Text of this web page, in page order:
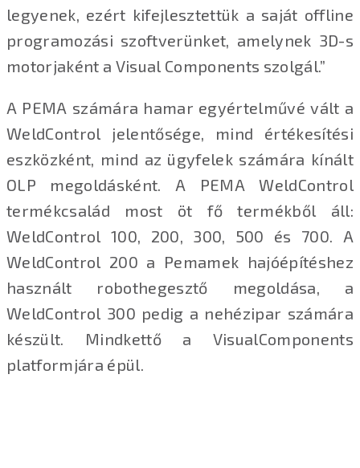
legyenek, ezért kifejlesztettük a saját offline
programozási szoftverünket, amelynek 3D-s
motorjaként a Visual Components szolgál.”
A PEMA számára hamar egyértelművé vált a
WeldControl jelentősége, mind értékesítési
eszközként, mind az ügyfelek számára kínált
OLP megoldásként. A PEMA WeldControl
termékcsalád most öt fő termékből áll:
WeldControl 100, 200, 300, 500 és 700. A
WeldControl 200 a Pemamek hajóépítéshez
használt robothegesztő megoldása, a
WeldControl 300 pedig a nehézipar számára
készült. Mindkettő a VisualComponents
platformjára épül.